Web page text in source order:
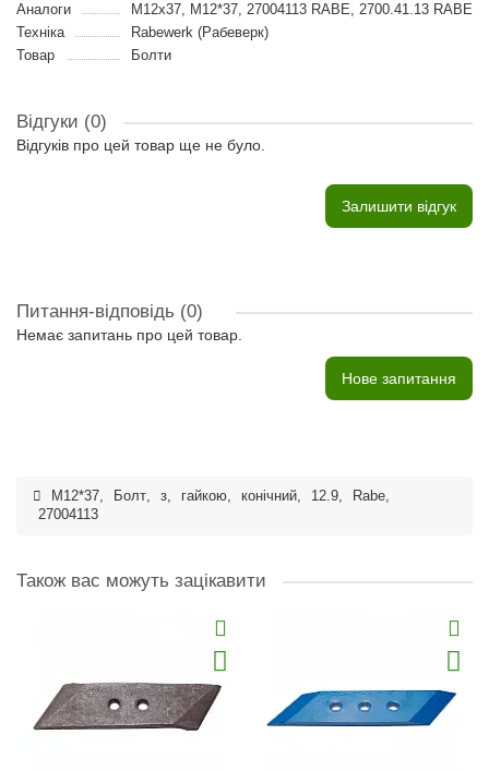
Аналоги
M12x37, M12*37, 27004113 RABE, 2700.41.13 RABE
Техніка
Rabewerk (Рабеверк)
Товар
Болти
Відгуки (0)
Відгуків про цей товар ще не було.
Залишити відгук
Питання-відповідь (0)
Немає запитань про цей товар.
Нове запитання
M12*37, Болт, з, гайкою, конічний, 12.9, Rabe,
27004113
Також вас можуть зацікавити